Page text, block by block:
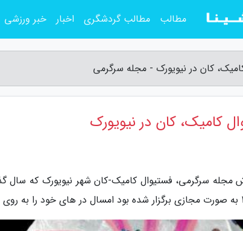
کان در نیویورک - مجله سرگرمی
کامیک، کان در نیویورک
مجله سرگرمی، فستیوال کامیک-کان شهر نیویورک که سال
مطالب مطالب گردشگری اخبار خبر ورزشی